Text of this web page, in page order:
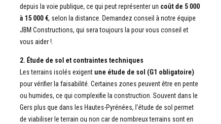
depuis la voie publique, ce qui peut représenter un coût de 5 000
à 15 000 €, selon la distance. Demandez conseil à notre équipe
JBM Constructions, qui sera toujours la pour vous conseil et
vous aider !.
2. Étude de sol et contraintes techniques
Les terrains isolés exigent une étude de sol (G1 obligatoire)
pour vérifier la faisabilité. Certaines zones peuvent être en pente
ou humides, ce qui complexifie la construction. Souvent dans le
Gers plus que dans les Hautes-Pyrénées, l’étude de sol permet
de viabiliser le terrain ou non car de nombreux terrains sont en